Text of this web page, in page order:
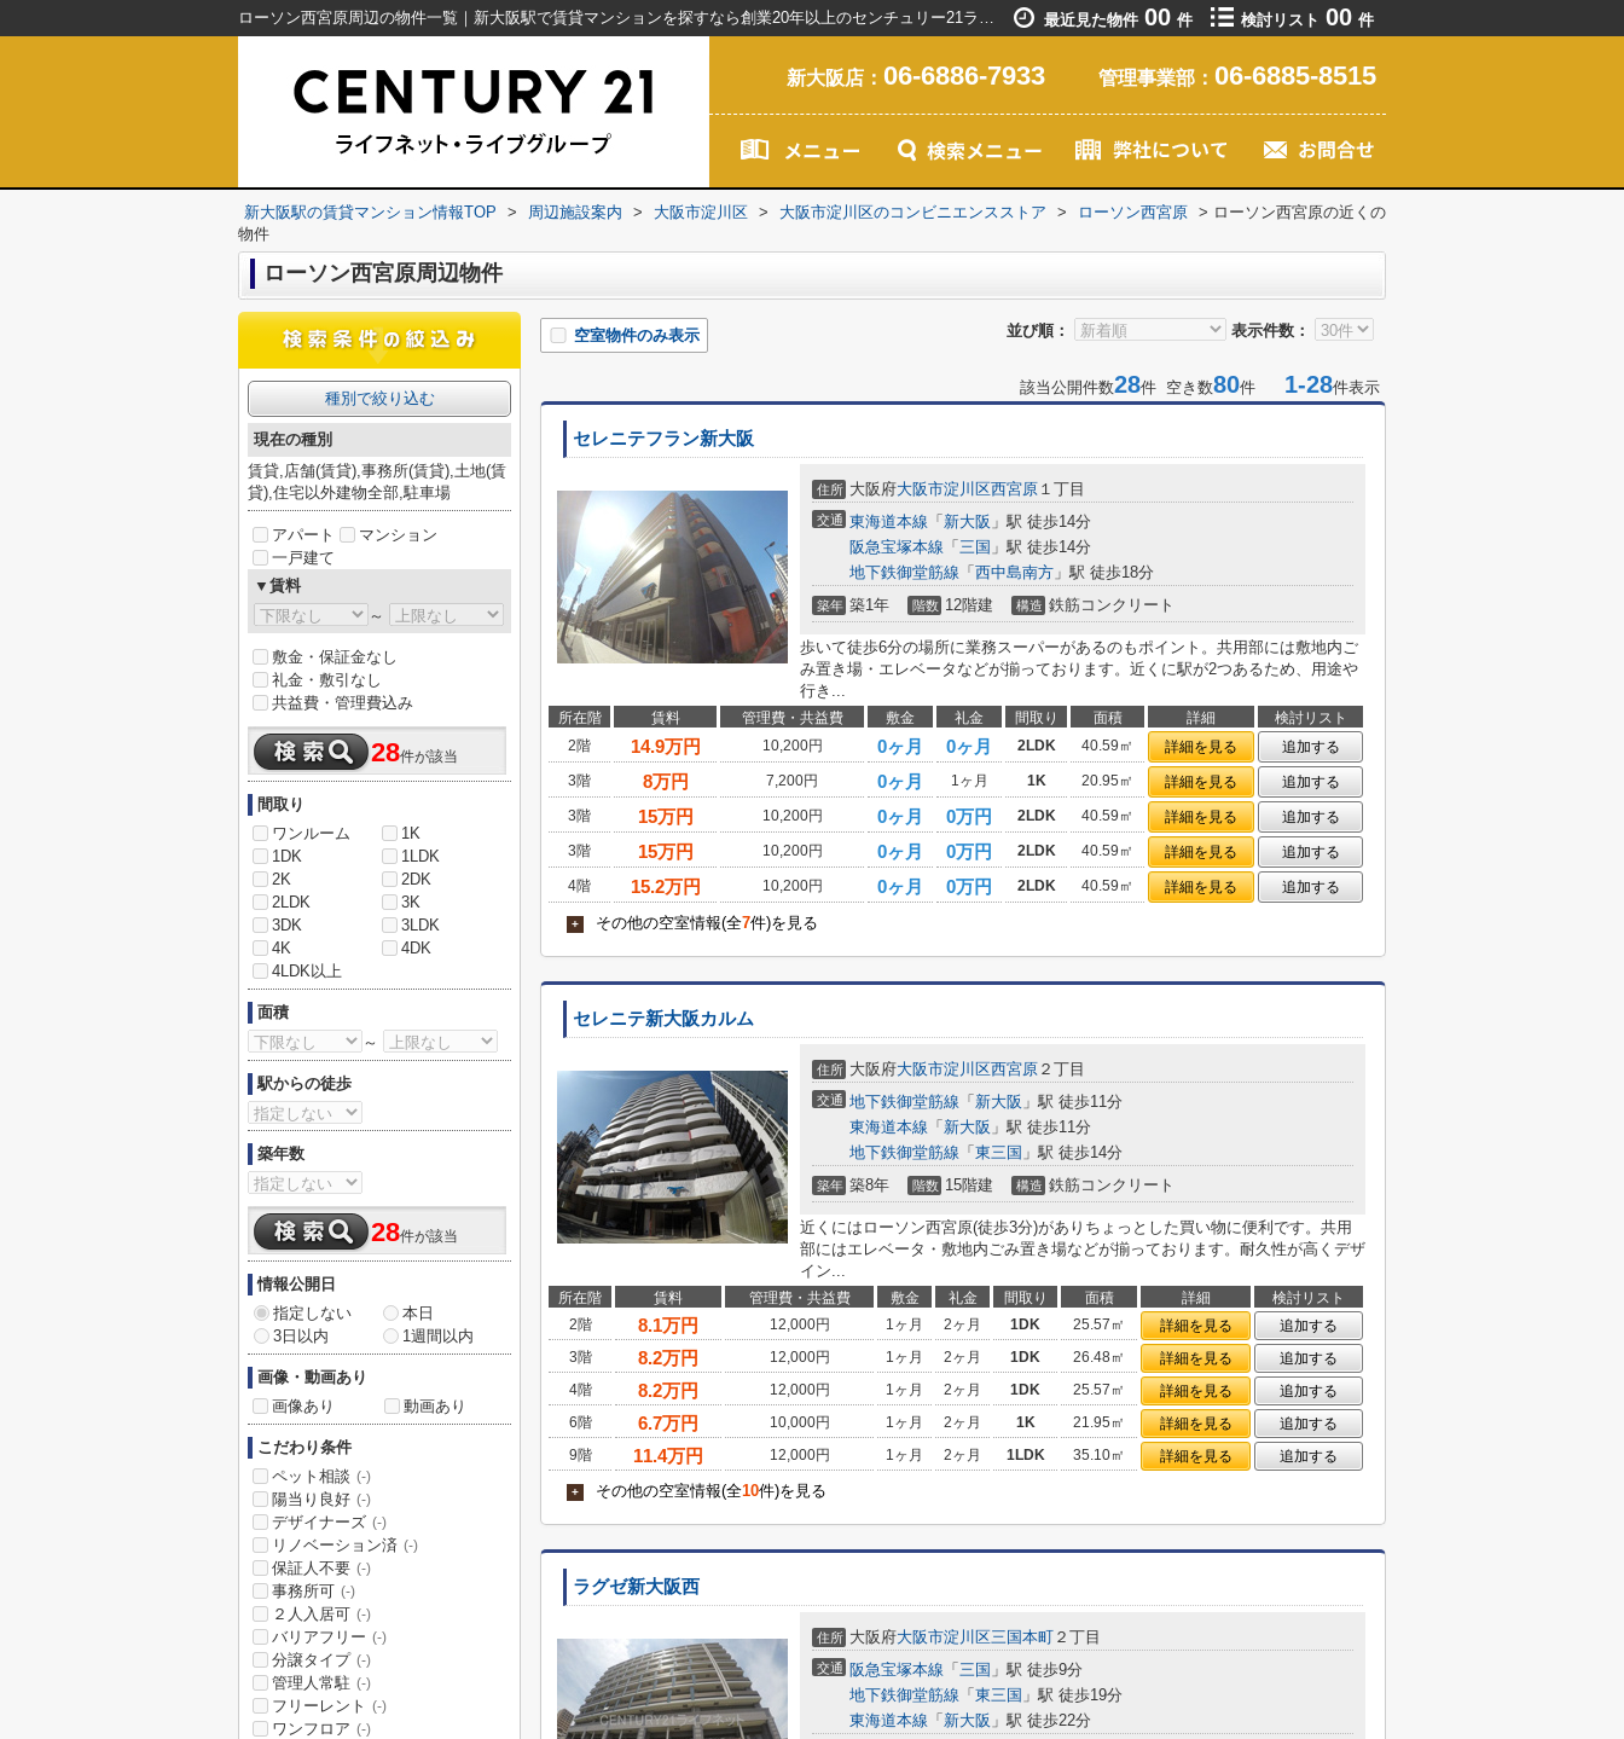
ローソン西宮原周辺の物件一覧｜新大阪駅で賃貸マンションを探すなら創業20年以上のセンチュリー21ライフネット・ライブグループ 最近見た物件 00 件 検討リスト 00 件
新大阪店： 06-6886-7933 管理事業部： 06-6885-8515
新大阪駅の賃貸マンション情報TOP > 周辺施設案内 > 大阪市淀川区 > 大阪市淀川区のコンビニエンスストア > ローソン西宮原 > ローソン西宮原の近くの
物件
ローソン西宮原周辺物件
並び順： 表示件数：
空室物件のみ表示
該当公開件数28件 空き数80件 1-28件表示
セレニテフラン新大阪
住所 大阪府大阪市淀川区西宮原 １丁目
交通 東海道本線 「 新大阪 」駅 徒歩14分
阪急宝塚本線 「 三国 」駅 徒歩14分
地下鉄御堂筋線 「 西中島南方 」駅 徒歩18分
築年 築1年 階数 12階建 構造 鉄筋コンクリート
歩いて徒歩6分の場所に業務スーパーがあるのもポイント。共用部には敷地内ご
み置き場・エレベータなどが揃っております。近くに駅が2つあるため、用途や
行き...
所在階 賃料 管理費・共益費 敷金 礼金 間取り 面積 詳細
検討リスト
2階
14.9万円 10,200円 0ヶ月 0ヶ月 2LDK 40.59㎡ 詳細を見る
追加する
3階
8万円 7,200円 0ヶ月 1ヶ月 1K 20.95㎡ 詳細を見る
追加する
3階
15万円 10,200円 0ヶ月 0万円 2LDK 40.59㎡ 詳細を見る
追加する
3階
15万円 10,200円 0ヶ月 0万円 2LDK 40.59㎡ 詳細を見る
追加する
4階
15.2万円 10,200円 0ヶ月 0万円 2LDK 40.59㎡ 詳細を見る 追加する
+ その他の空室情報(全7件)を見る
セレニテ新大阪カルム
住所 大阪府大阪市淀川区西宮原 ２丁目
交通 地下鉄御堂筋線 「 新大阪 」駅 徒歩11分
東海道本線 「 新大阪 」駅 徒歩11分
地下鉄御堂筋線 「 東三国 」駅 徒歩14分
築年 築8年 階数 15階建 構造 鉄筋コンクリート
近くにはローソン西宮原(徒歩3分)がありちょっとした買い物に便利です。共用
部にはエレベータ・敷地内ごみ置き場などが揃っております。耐久性が高くデザ
イン...
所在階 賃料 管理費・共益費 敷金 礼金 間取り 面積 詳細
検討リスト
2階
8.1万円 12,000円 1ヶ月 2ヶ月 1DK 25.57㎡ 詳細を見る
追加する
3階
8.2万円 12,000円 1ヶ月 2ヶ月 1DK 26.48㎡ 詳細を見る
追加する
4階
8.2万円 12,000円 1ヶ月 2ヶ月 1DK 25.57㎡ 詳細を見る
追加する
6階
6.7万円 10,000円 1ヶ月 2ヶ月 1K 21.95㎡ 詳細を見る
追加する
9階
11.4万円 12,000円 1ヶ月 2ヶ月 1LDK 35.10㎡ 詳細を見る 追加する
+ その他の空室情報(全10件)を見る
ラグゼ新大阪西
住所 大阪府大阪市淀川区三国本町 ２丁目
交通 阪急宝塚本線 「 三国 」駅 徒歩9分
地下鉄御堂筋線 「 東三国 」駅 徒歩19分
東海道本線 「 新大阪 」駅 徒歩22分
種別で絞り込む
現在の種別
賃貸,店舗(賃貸),事務所(賃貸),土地(賃
貸),住宅以外建物全部,駐車場
アパート
マンション
一戸建て
▼賃料
～
敷金・保証金なし
礼金・敷引なし
共益費・管理費込み
28件が該当
間取り
ワンルーム
1K
1DK
1LDK
2K
2DK
2LDK
3K
3DK
3LDK
4K
4DK
4LDK以上
面積
～
駅からの徒歩
築年数
28件が該当
情報公開日
指定しない
本日
3日以内
1週間以内
画像・動画あり
画像あり
動画あり
こだわり条件
ペット相談 (-)
陽当り良好 (-)
デザイナーズ (-)
リノベーション済 (-)
保証人不要 (-)
事務所可 (-)
２人入居可 (-)
バリアフリー (-)
分譲タイプ (-)
管理人常駐 (-)
フリーレント (-)
ワンフロア (-)